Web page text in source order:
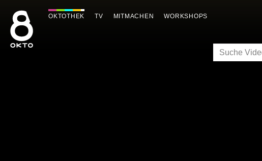
Inhalt
springen
OKTOTHEK TV MITMACHEN WORKSHOPS
SUCHE